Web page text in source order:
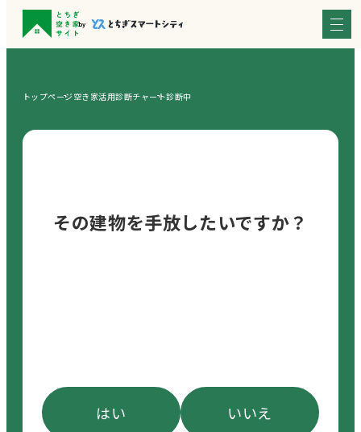
トップページ空き家活用診断チャート診断中
その建物を手放したいですか？
はい いいえ